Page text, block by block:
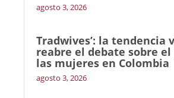
agosto 3, 2026
Tradwives’: la tendencia
reabre el debate sobre el
las mujeres en Colombia
agosto 3, 2026